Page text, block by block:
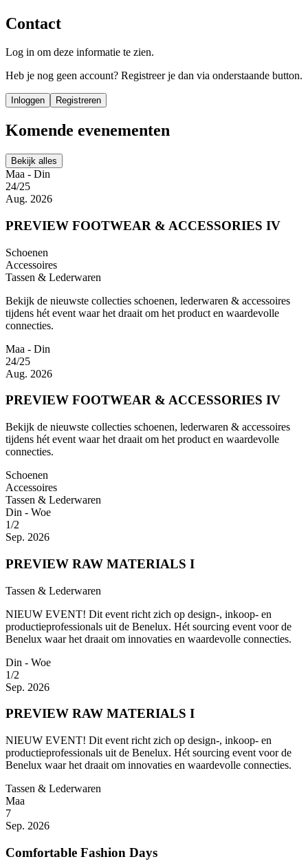
Contact
Log in om deze informatie te zien.
Heb je nog geen account? Registreer je dan via onderstaande button.
Inloggen Registreren
Komende evenementen
Bekijk alles
Maa - Din
24/25
Aug. 2026
PREVIEW FOOTWEAR & ACCESSORIES IV
Schoenen
Accessoires
Tassen & Lederwaren
Bekijk de nieuwste collecties schoenen, lederwaren & accessoires
tijdens hét event waar het draait om het product en waardevolle
connecties.
Maa - Din
24/25
Aug. 2026
PREVIEW FOOTWEAR & ACCESSORIES IV
Bekijk de nieuwste collecties schoenen, lederwaren & accessoires
tijdens hét event waar het draait om het product en waardevolle
connecties.
Schoenen
Accessoires
Tassen & Lederwaren
Din - Woe
1/2
Sep. 2026
PREVIEW RAW MATERIALS I
Tassen & Lederwaren
NIEUW EVENT! Dit event richt zich op design-, inkoop- en
productieprofessionals uit de Benelux. Hét sourcing event voor de
Benelux waar het draait om innovaties en waardevolle connecties.
Din - Woe
1/2
Sep. 2026
PREVIEW RAW MATERIALS I
NIEUW EVENT! Dit event richt zich op design-, inkoop- en
productieprofessionals uit de Benelux. Hét sourcing event voor de
Benelux waar het draait om innovaties en waardevolle connecties.
Tassen & Lederwaren
Maa
7
Sep. 2026
Comfortable Fashion Days